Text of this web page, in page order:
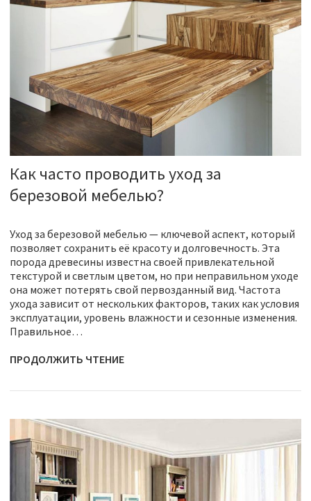
Как часто проводить уход за
березовой мебелью?
Уход за березовой мебелью — ключевой аспект, который
позволяет сохранить её красоту и долговечность. Эта
порода древесины известна своей привлекательной
текстурой и светлым цветом, но при неправильном уходе
она может потерять свой первозданный вид. Частота
ухода зависит от нескольких факторов, таких как условия
эксплуатации, уровень влажности и сезонные изменения.
Правильное…
ПРОДОЛЖИТЬ ЧТЕНИЕ